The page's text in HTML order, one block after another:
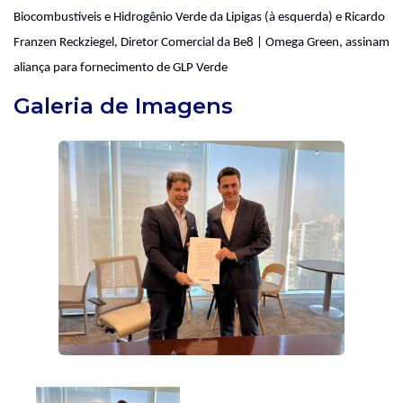
Biocombustíveis e Hidrogênio Verde da Lipigas (à esquerda) e Ricardo
Franzen Reckziegel, Diretor Comercial da Be8 | Omega Green, assinam
aliança para fornecimento de GLP Verde
Galeria de Imagens